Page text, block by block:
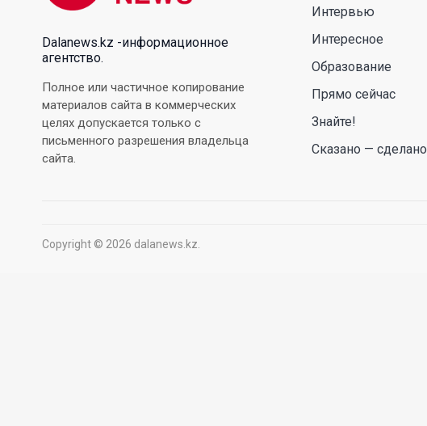
Dalanews.kz -информационное
агентство.
Полное или частичное копирование
материалов сайта в коммерческих
целях допускается только с
письменного разрешения владельца
сайта.
Интервью
Интересное
Образование
Прямо сейчас
Знайте!
Сказано — сделано
Copyright © 2026 dalanews.kz.